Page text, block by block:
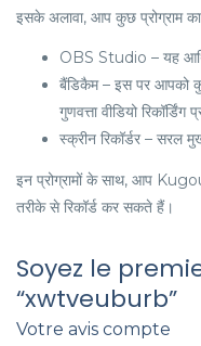
इसके अलावा, आप कुछ प्रोग्राम
OBS Studio – यह
बैंडिकैम – इस पर आपको
गुणवत्ता वीडियो रिकॉर्डिंग
स्क्रीन रिकॉर्डर – सरल
इन प्रोग्रामों के साथ, आप
तरीके से रिकॉर्ड कर सकते हैं।
Soyez le
“xwtveuburb”
Votre avis compte